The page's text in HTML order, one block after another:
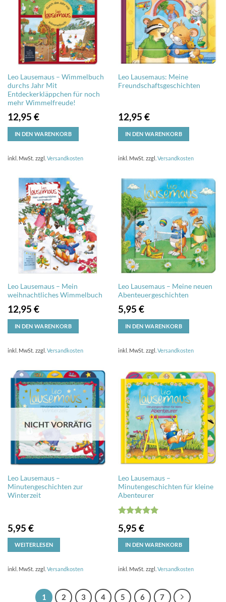
Leo Lausemaus – Wimmelbuch
durchs Jahr Mit
Entdeckerkläppchen für noch
mehr Wimmelfreude!
12,95 €
IN DEN WARENKORB
inkl. MwSt. zzgl. Versandkosten
Leo Lausemaus: Meine
Freundschaftsgeschichten
12,95 €
IN DEN WARENKORB
inkl. MwSt. zzgl. Versandkosten
Leo Lausemaus – Mein
weihnachtliches Wimmelbuch
12,95 €
IN DEN WARENKORB
inkl. MwSt. zzgl. Versandkosten
Leo Lausemaus – Meine neuen
Abenteuergeschichten
5,95 €
IN DEN WARENKORB
inkl. MwSt. zzgl. Versandkosten
NICHT VORRÄTIG
Leo Lausemaus –
Minutengeschichten zur
Winterzeit
5,95 €
WEITERLESEN
inkl. MwSt. zzgl. Versandkosten
Leo Lausemaus –
Minutengeschichten für kleine
Abenteurer
mit5von
5
5,95 €
IN DEN WARENKORB
inkl. MwSt. zzgl. Versandkosten
1 2 3 4 5 6 7